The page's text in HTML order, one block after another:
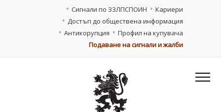
Кариери
Сигнали по ЗЗЛПСПОИН
Достъп до обществена информация
Профил на купувача
Антикорупция
Подаване на сигнали и жалби